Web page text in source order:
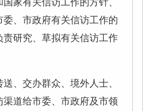
有关信访工作的方针、
、市政府有关信访工作的
研究、草拟有关信访工作
交办群众、境外人士、
道给市委、市政府及市领